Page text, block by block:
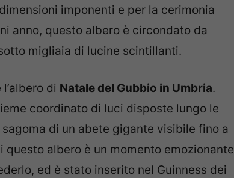
imponenti e per la cerimonia
anno, questo albero è circondato da
migliaia di lucine scintillanti.
di Natale del Gubbio in Umbria.
coordinato di luci disposte lungo le
di un abete gigante visibile fino a
questo albero è un momento emozionante
ed è stato inserito nel Guinness dei